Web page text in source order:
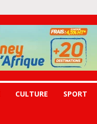
CULTURE SPORT